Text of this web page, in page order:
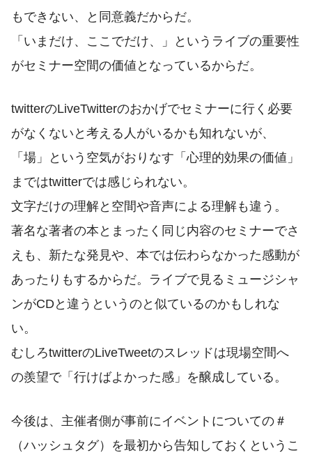
もできない、と同意義だからだ。
「いまだけ、ここでだけ、」というライブの重要性
がセミナー空間の価値となっているからだ。
twitterのLiveTwitterのおかげでセミナーに行く必要
がなくないと考える人がいるかも知れないが、
「場」という空気がおりなす「心理的効果の価値」
まではtwitterでは感じられない。
文字だけの理解と空間や音声による理解も違う。
著名な著者の本とまったく同じ内容のセミナーでさ
えも、新たな発見や、本では伝わらなかった感動が
あったりもするからだ。ライブで見るミュージシャ
ンがCDと違うというのと似ているのかもしれな
い。
むしろtwitterのLiveTweetのスレッドは現場空間へ
の羨望で「行けばよかった感」を醸成している。
今後は、主催者側が事前にイベントについての＃
（ハッシュタグ）を最初から告知しておくというこ